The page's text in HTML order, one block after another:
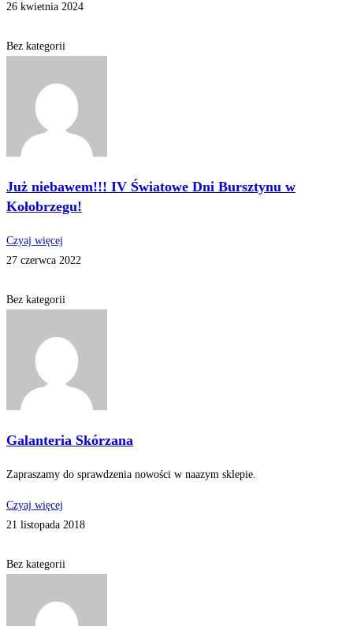
26 kwietnia 2024
Bez kategorii
Już niebawem!!! IV Światowe Dni Bursztynu w
Kołobrzegu!
Czyaj więcej
27 czerwca 2022
Bez kategorii
Galanteria Skórzana
Zapraszamy do sprawdzenia nowości w naazym sklepie.
Czyaj więcej
21 listopada 2018
Bez kategorii